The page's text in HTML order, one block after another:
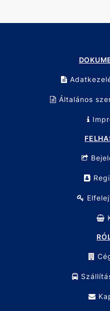
Általános